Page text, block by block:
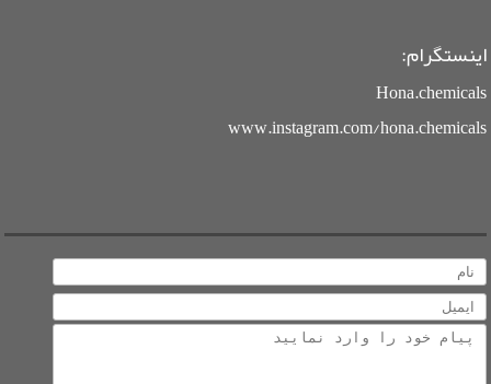
اینستگرام:
Hona.chemicals
www.instagram.com/hona.chemicals